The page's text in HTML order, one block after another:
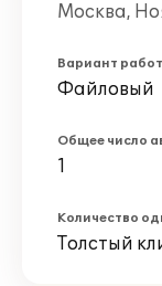
Москва,
Вариант
Файловый
Общее число
1
Количество
Толстый